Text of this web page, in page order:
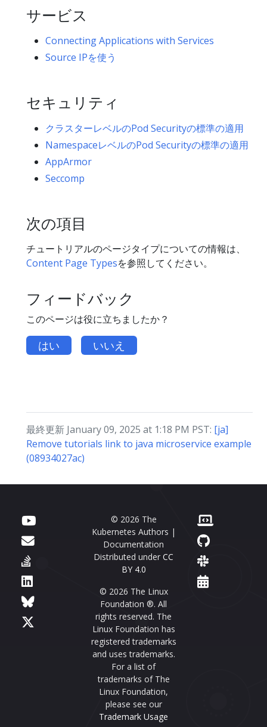
サービス
Connecting Applications with Services
Source IPを使う
セキュリティ
クラスターレベルのPod Securityの標準の適用
NamespaceレベルのPod Securityの標準の適用
AppArmor
Seccomp
次の項目
チュートリアルのページタイプについての情報は、
Content Page Typesを参照してください。
フィードバック
このページは役に立ちましたか？
はい いいえ
最終更新 January 09, 2025 at 1:18 PM PST: [ja]
Remove tutorials link to java microservice example
(08934027ac)
© 2026 The
Kubernetes Authors |
Documentation
Distributed under CC
BY 4.0
© 2026 The Linux
Foundation ®. All
rights reserved. The
Linux Foundation has
registered trademarks
and uses trademarks.
For a list of
trademarks of The
Linux Foundation,
please see our
Trademark Usage